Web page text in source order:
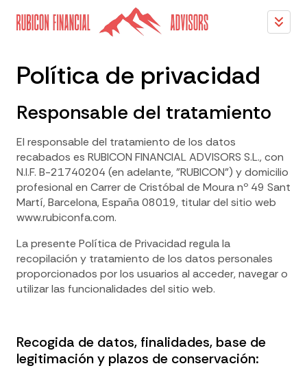
Política de privacidad
Responsable del tratamiento
El responsable del tratamiento de los datos
recabados es RUBICON FINANCIAL ADVISORS S.L., con
N.I.F. B-21740204 (en adelante, "RUBICON") y domicilio
profesional en Carrer de Cristóbal de Moura nº 49 Sant
Martí, Barcelona, España 08019, titular del sitio web
www.rubiconfa.com.
La presente Política de Privacidad regula la
recopilación y tratamiento de los datos personales
proporcionados por los usuarios al acceder, navegar o
utilizar las funcionalidades del sitio web.
Recogida de datos, finalidades, base de
legitimación y plazos de conservación: